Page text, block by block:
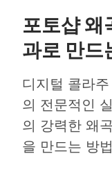
포토샵 왜
과로 만드
디지털 콜라
의 전문적인
의 강력한 왜
을 만드는 방